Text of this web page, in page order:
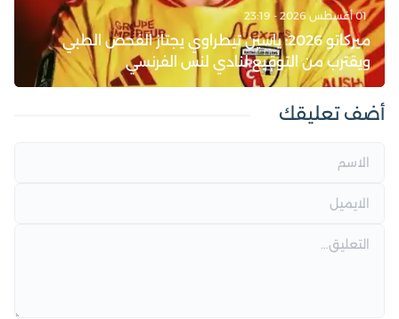
01 أغسطس 2026 - 23:19
ميركاتو 2026: ياسين تيطراوي يجتاز الفحص الطبي
ويقترب من التوقيع لنادي لنس الفرنسي
أضف تعليقك